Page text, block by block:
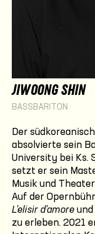
JIWOONG SHIN
BASSBARITON
Der
absolvierte sein
University bei Ks.
setzt er sein
Musik und
Auf der
L’elisir d’amore
zu erleben. 2021